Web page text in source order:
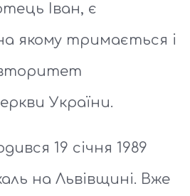
Іван, є
якому тримається і
України.
19 січня 1989
на Львівщині. Вже